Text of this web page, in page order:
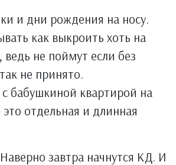
и дни рождения на носу.
как выкроить хоть на
ведь не поймут если без
не принято.
бабушкиной квартирой на
отдельная и длинная
завтра начнутся КД. И